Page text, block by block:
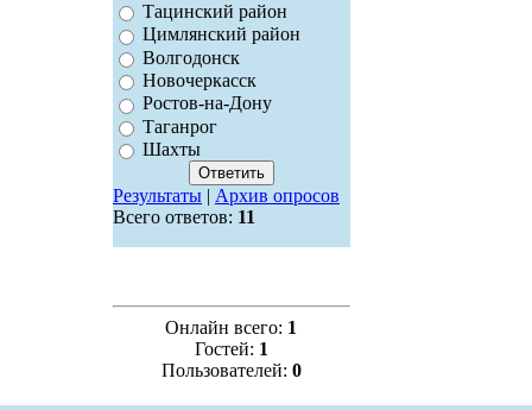
Тацинский район
Цимлянский район
Волгодонск
Новочеркасск
Ростов-на-Дону
Таганрог
Шахты
Результаты| Архив опросов
Всего ответов: 11
Онлайн всего: 1
Гостей: 1
Пользователей: 0